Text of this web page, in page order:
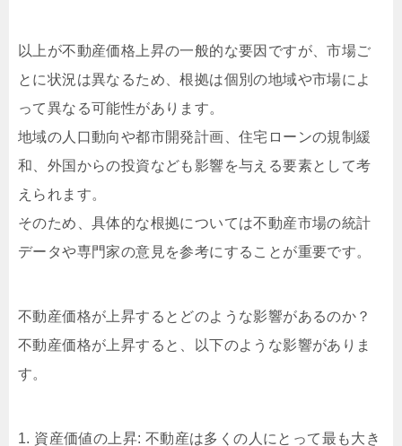
以上が不動産価格上昇の一般的な要因ですが、市場ご
とに状況は異なるため、根拠は個別の地域や市場によ
って異なる可能性があります。
地域の人口動向や都市開発計画、住宅ローンの規制緩
和、外国からの投資なども影響を与える要素として考
えられます。
そのため、具体的な根拠については不動産市場の統計
データや専門家の意見を参考にすることが重要です。
不動産価格が上昇するとどのような影響があるのか？
不動産価格が上昇すると、以下のような影響がありま
す。
1. 資産価値の上昇: 不動産は多くの人にとって最も大き